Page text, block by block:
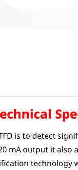
is to detect
mA output it